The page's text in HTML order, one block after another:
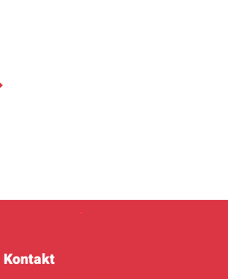
Kontakt